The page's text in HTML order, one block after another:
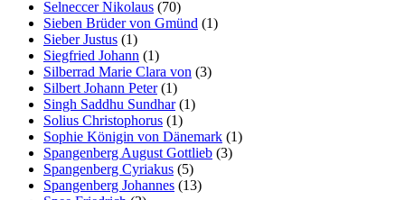
Selneccer Nikolaus (70)
Sieben Brüder von Gmünd (1)
Sieber Justus (1)
Siegfried Johann (1)
Silberrad Marie Clara von (3)
Silbert Johann Peter(1)
Singh Saddhu Sundhar(1)
Solius Christophorus (1)
Sophie Königin von Dänemark (1)
Spangenberg August Gottlieb (3)
Spangenberg Cyriakus (5)
Spangenberg Johannes (13)